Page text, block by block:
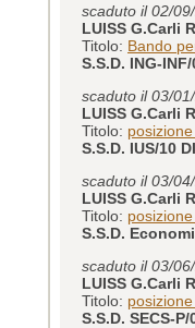
scaduto il 02/
LUISS G.Carli
Titolo: Bando
S.S.D. ING-
scaduto il 03/
LUISS G.Carli
Titolo:
S.S.D. IUS/10
scaduto il 03/
LUISS G.Carli
Titolo:
S.S.D.
scaduto il 03/
LUISS G.Carli
Titolo:
S.S.D. SECS-